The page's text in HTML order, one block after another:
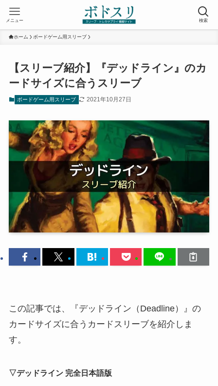
検索
メニュー
ホーム ボードゲーム用スリーブ
【スリーブ紹介】『デッドライン』のカ
ードサイズに合うスリーブ
ボードゲーム用スリーブ 2021年10月27日
この記事では、『デッドライン（Deadline）』の
カードサイズに合うカードスリーブを紹介しま
す。
▽デッドライン 完全日本語版